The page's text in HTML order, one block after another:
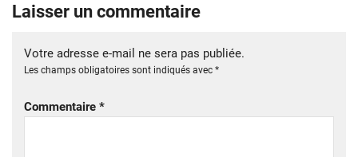
Laisser un commentaire
Votre adresse e-mail ne sera pas publiée.
Les champs obligatoires sont indiqués avec *
Commentaire *